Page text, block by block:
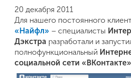
Продвижение сайтов (SEO)
Контекст
Таргет
20 декабря 2011
Для нашего постоянного
«Найфл» – специалисты
Дэкстра разработали и
полнофункциональный
социальной сети «ВКонтакте»